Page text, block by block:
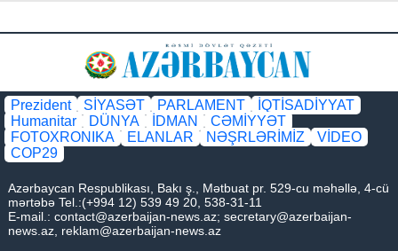
Prezident SİYASƏT PARLAMENT
İQTİSADİYYAT
Humanitar
DÜNYA İDMAN
CƏMİYYƏT
FOTOXRONIKA
ELANLAR NƏŞRLƏRİMİZ
VİDEO
COP29
Azərbaycan Respublikası, Bakı ş., Mətbuat pr. 529-cu məhəllə, 4-cü
mərtəbə Tel.:(+994 12) 539 49 20, 538-31-11
E-mail.: contact@azerbaijan-news.az; secretary@azerbaijan-
news.az, reklam@azerbaijan-news.az